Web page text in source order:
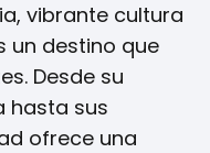
vibrante cultura
un destino que
Desde su
hasta sus
ofrece una